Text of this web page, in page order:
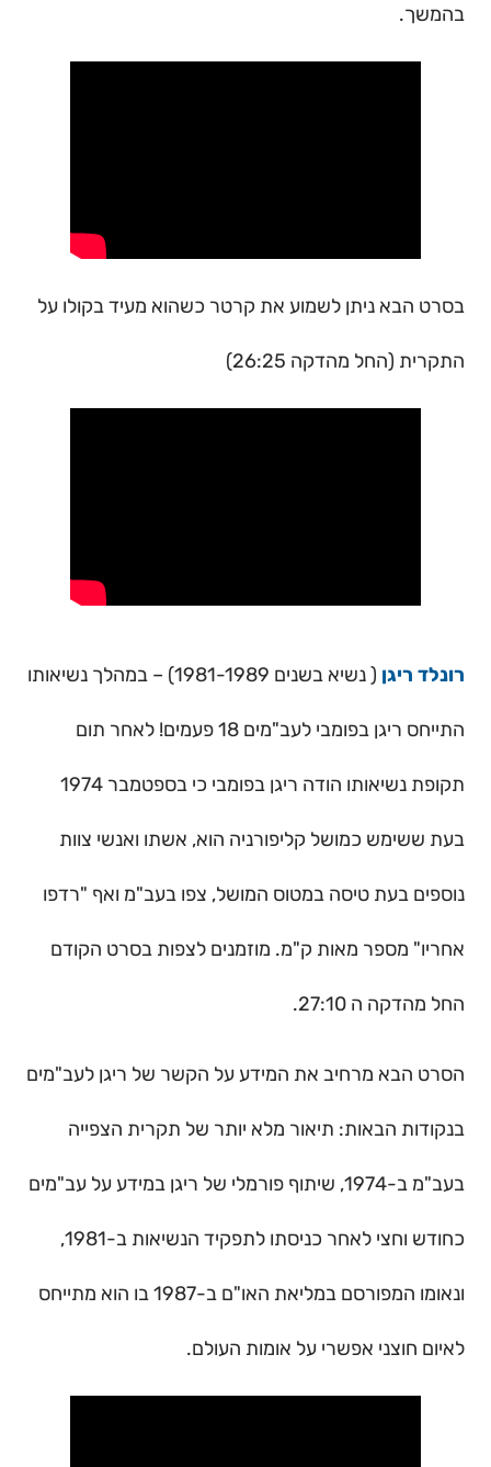
בהמשך.
בסרט הבא ניתן לשמוע את קרטר כשהוא מעיד בקולו על
התקרית (החל מהדקה 26:25)
רונלד ריגן ( נשיא בשנים 1981-1989) – במהלך נשיאותו
התייחס ריגן בפומבי לעב"מים 18 פעמים! לאחר תום
תקופת נשיאותו הודה ריגן בפומבי כי בספטמבר 1974
בעת ששימש כמושל קליפורניה הוא, אשתו ואנשי צוות
נוספים בעת טיסה במטוס המושל, צפו בעב"מ ואף "רדפו
אחריו" מספר מאות ק"מ. מוזמנים לצפות בסרט הקודם
החל מהדקה ה 27:10.
הסרט הבא מרחיב את המידע על הקשר של ריגן לעב"מים
בנקודות הבאות: תיאור מלא יותר של תקרית הצפייה
בעב"מ ב-1974, שיתוף פורמלי של ריגן במידע על עב"מים
כחודש וחצי לאחר כניסתו לתפקיד הנשיאות ב-1981,
ונאומו המפורסם במליאת האו"ם ב-1987 בו הוא מתייחס
לאיום חוצני אפשרי על אומות העולם.